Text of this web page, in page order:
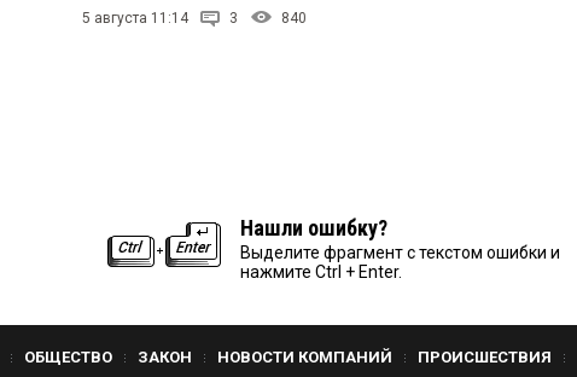
5 августа 11:14 3 840
Нашли ошибку?
Выделите фрагмент с текстом ошибки и
нажмите Ctrl + Enter.
ОБЩЕСТВО ЗАКОН НОВОСТИ КОМПАНИЙ ПРОИСШЕСТВИЯ